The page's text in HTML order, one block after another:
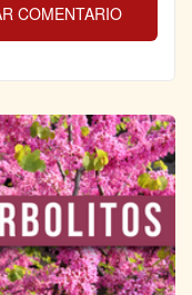
COMENTARIO